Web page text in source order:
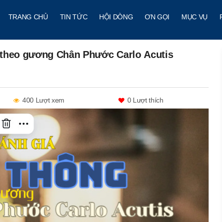
TRANG CHỦ TIN TỨC HỘI DÒNG ƠN GỌI MỤC VỤ
gương Chân Phước Carlo Acutis
400 Lượt xem 0Lượt thích